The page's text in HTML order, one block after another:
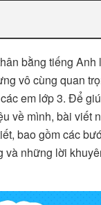
bằng tiếng Anh
vô cùng quan
em lớp 3. Để
về mình, bài viết
bao gồm các
và những lời